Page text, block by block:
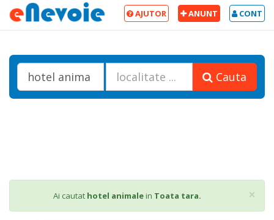
CONT
ANUNT
AJUTOR
Cauta
×
Ai cautat hotel animalein Toata tara.